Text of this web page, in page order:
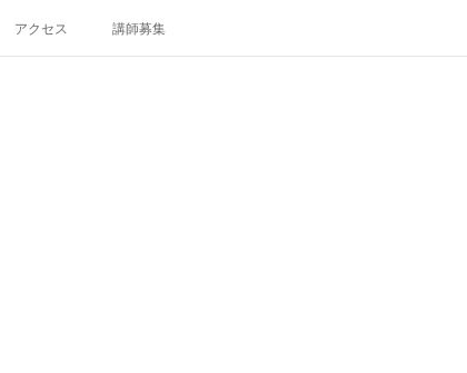
アクセス 講師募集